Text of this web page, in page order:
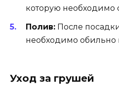
которую необходимо
Полив: После
необходимо обильно
Уход за грушей